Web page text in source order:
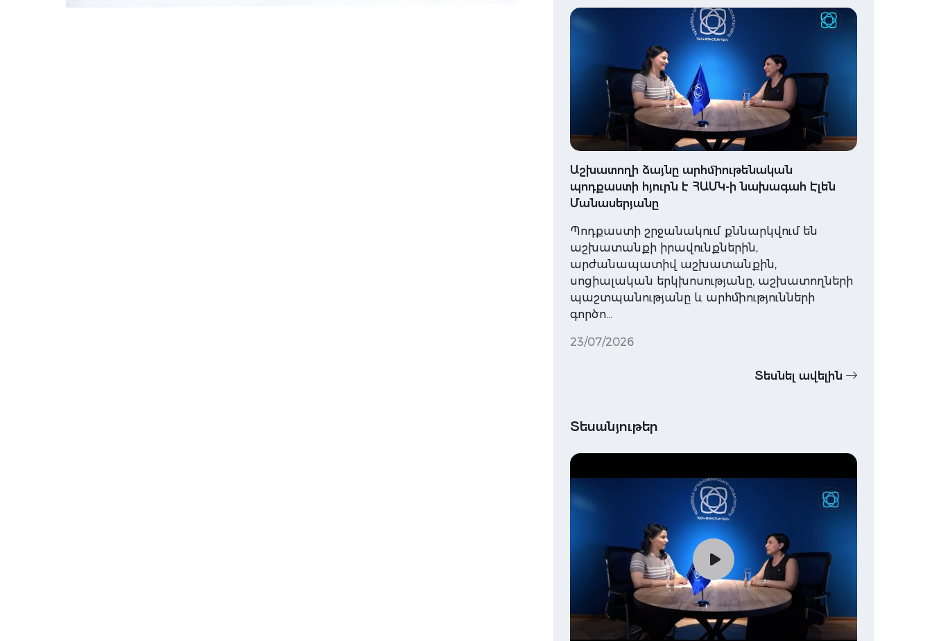
Աշխատողի ձայնը արհմիութենական
պոդքաստի հյուրն է ՀԱՄԿ-ի նախագահ Էլեն
Մանասերյանը
Պոդքաստի շրջանակում քննարկվում են
աշխատանքի իրավունքներին,
արժանապատիվ աշխատանքին,
սոցիալական երկխոսությանը, աշխատողների
պաշտպանությանը և արհմիությունների
գործո…
23/07/2026
Տեսնել ավելին
Տեսանյութեր